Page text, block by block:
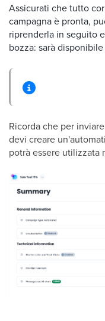
Assicurati che tutto
campagna è pronta,
riprenderla in seguito
bozza: sarà
Ricorda che per
devi creare
potrà essere utilizzata